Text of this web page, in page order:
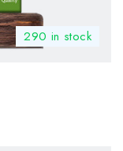
290 in stock